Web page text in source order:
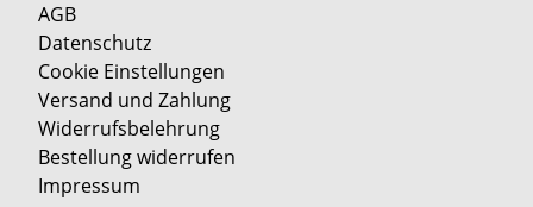
AGB
Datenschutz
Cookie Einstellungen
Versand und Zahlung
Widerrufsbelehrung
Bestellung widerrufen
Impressum